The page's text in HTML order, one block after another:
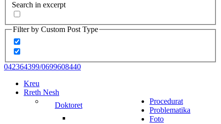
Search in excerpt
Filter by Custom Post Type
042364399/0699608440
Kreu
Rreth Nesh
doktoret
Procedurat
Problematika
Foto